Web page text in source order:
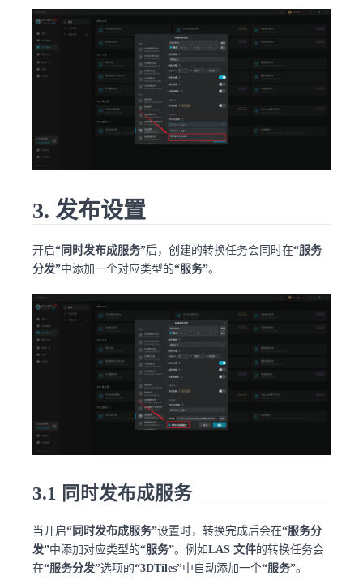
3. 发布设置
开启“同时发布成服务”后，创建的转换任务会同时在“服务
分发”中添加一个对应类型的“服务”。
3.1 同时发布成服务
当开启“同时发布成服务”设置时，转换完成后会在“服务分
发”中添加对应类型的“服务”。例如LAS 文件的转换任务会
在“服务分发”选项的“3DTiles”中自动添加一个“服务”。